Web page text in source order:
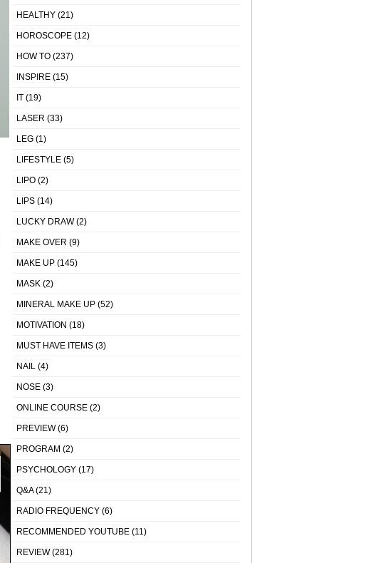
HEALTHY (21)
HOROSCOPE (12)
HOW TO (237)
INSPIRE (15)
IT (19)
LASER (33)
LEG (1)
LIFESTYLE (5)
LIPO (2)
LIPS (14)
LUCKY DRAW(2)
MAKE OVER (9)
MAKE UP (145)
MASK (2)
MINERAL MAKE UP (52)
MOTIVATION (18)
MUST HAVE ITEMS (3)
NAIL (4)
NOSE (3)
ONLINE COURSE (2)
PREVIEW(6)
PROGRAM (2)
PSYCHOLOGY (17)
Q&A(21)
RADIO FREQUENCY (6)
RECOMMENDED YOUTUBE (11)
REVIEW(281)